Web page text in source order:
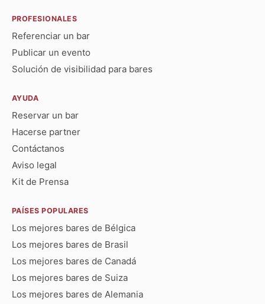
PROFESIONALES
Referenciar un bar
Publicar un evento
Solución de visibilidad para bares
AYUDA
Reservar un bar
Hacerse partner
Contáctanos
Aviso legal
Kit de Prensa
PAÍSES POPULARES
Los mejores bares de Bélgica
Los mejores bares de Brasil
Los mejores bares de Canadá
Los mejores bares de Suiza
Los mejores bares de Alemania